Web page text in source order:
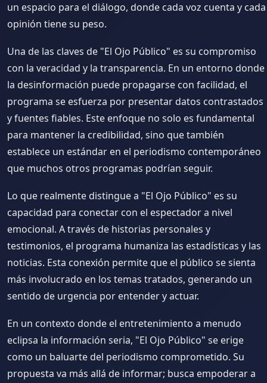
un espacio para el diálogo, donde cada voz cuenta y cada
opinión tiene su peso.
Una de las claves de "El Ojo Público" es su compromiso
con la veracidad y la transparencia. En un entorno donde
la desinformación puede propagarse con facilidad, el
programa se esfuerza por presentar datos contrastados
y fuentes fiables. Este enfoque no solo es fundamental
para mantener la credibilidad, sino que también
establece un estándar en el periodismo contemporáneo
que muchos otros programas podrían seguir.
Lo que realmente distingue a "El Ojo Público" es su
capacidad para conectar con el espectador a nivel
emocional. A través de historias personales y
testimonios, el programa humaniza las estadísticas y las
noticias. Esta conexión permite que el público se sienta
más involucrado en los temas tratados, generando un
sentido de urgencia por entender y actuar.
En un contexto donde el entretenimiento a menudo
eclipsa la información seria, "El Ojo Público" se erige
como un baluarte del periodismo comprometido. Su
propuesta va más allá de informar; busca empoderar a